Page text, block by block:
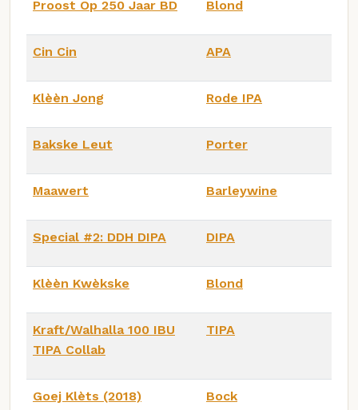
Proost Op 250 Jaar BD Blond
Cin Cin APA
Klèèn Jong Rode IPA
Bakske Leut Porter
Maawert Barleywine
Special #2: DDH DIPA DIPA
Klèèn Kwèkske Blond
Kraft/Walhalla 100 IBU
TIPA Collab
TIPA
Goej Klèts (2018) Bock